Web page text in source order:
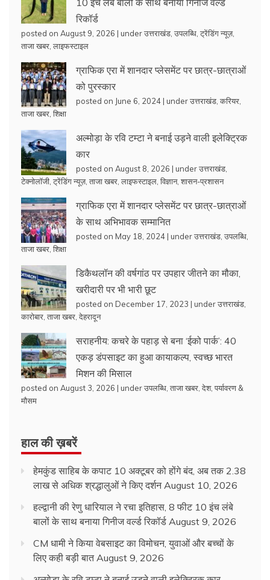
रिकॉर्ड
posted on August 9, 2026 | underउत्तराखंड उपलब्धि ट्रेंडिंग न्यूज़,
ताजा खबर लाइफस्टाइल
ग्राफिक एरा में शानदार प्लेसमेंट पर छात्र-छात्राओं
को पुरस्कार
posted on June 6, 2024 | underउत्तराखंड करियर
ताजा खबर शिक्षा
अल्मोड़ा के रवि टम्टा ने बनाई उड़ने वाली इलेक्ट्रिक
कार
posted on August 8, 2026 | underउत्तराखंड
टेक्नोलॉजी ट्रेंडिंग न्यूज़, ताजा खबर लाइफस्टाइल विज्ञान, शासन-प्रशासन
ग्राफिक एरा में शानदार प्लेसमेंट पर छात्र-छात्राओं
के साथ अभिभावक सम्मानित
posted on May 18, 2024 | underउत्तराखंड उपलब्धि
ताजा खबर शिक्षा
डिकैथलॉन की वर्षगांठ पर उपहार जीतने का मौका,
खरीदारी पर भी भारी छूट
posted on December 17, 2023 | underउत्तराखंड
कारोबार ताजा खबर देहरादून
सराहनीय: कचरे के पहाड़ से बना ‘ईको पार्क’: 40
एकड़ डंपसाइट का हुआ कायाकल्प, स्वच्छ भारत
मिशन की मिसाल
posted on August 3, 2026 | underउपलब्धि ताजा खबर देश, पर्यावरण &
मौसम
हाल की ख़बरें
हेमकुंड साहिब के कपाट 10 अक्टूबर को होंगे बंद, अब तक 2.38
लाख से अधिक श्रद्धालुओं ने किए दर्शन August 10, 2026
हल्द्वानी की रेणु धारियाल ने रचा इतिहास, 8 फीट 10 इंच लंबे
बालों के साथ बनाया गिनीज वर्ल्ड रिकॉर्ड August 9, 2026
CM धामी ने किया वेबसाइट का विमोचन, युवाओं और बच्चों के
लिए कही बड़ी बात August 9, 2026